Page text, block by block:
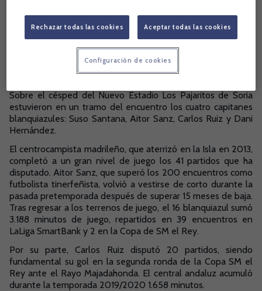
El CD Tenerife finalizó la temporada 2019/2020 de
Sobre el césped del Nuevo Estadio Los Pajaritos de Soria
estuvieron en un tramo del encuentro los cuatro capitanes
blanquiazules: Suso Santana, Aitor Sanz, Carlos Ruiz y Dani
Hernández.
El centrocampista madrileño, que aterrizó en la Isla en 2013,
completó a un gran nivel de juego los 41 partidos que ha
disputado. Aitor Sanz, que superó los 200 encuentros como
futbolista tinerfeñista, volvió a vestirse de corto durante la
pasada pretemporada después de superar 15 meses de baja.
Tras regresar a los terrenos de juego, el 16 blanquiazul sumó
3.188 minutos de juego, repartidos en 39 encuentros en
LaLiga SmartBank y 2 en la Copa de SM el Rey.
Por su parte, Carlos Ruiz disputó 20 partidos, siendo
fundamental su gol en la segunda ronda de la Copa SM el
Rey ante el Rayo Majadahonda. El central andaluz acumuló
durante la temporada 2019/2020 1.658 minutos.
Rechazar todas las cookies Aceptar todas las cookies
Configuración de cookies